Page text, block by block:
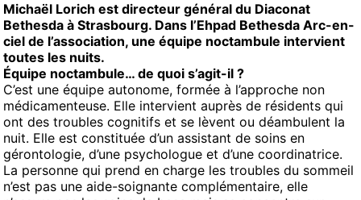
Michaël Lorich est directeur général du Diaconat
Bethesda à Strasbourg. Dans l’Ehpad Bethesda Arc-en-
ciel de l’association, une équipe noctambule intervient
toutes les nuits.
Équipe noctambule… de quoi s’agit-il ?
C’est une équipe autonome, formée à l’approche non
médicamenteuse. Elle intervient auprès de résidents qui
ont des troubles cognitifs et se lèvent ou déambulent la
nuit. Elle est constituée d’un assistant de soins en
gérontologie, d’une psychologue et d’une coordinatrice.
La personne qui prend en charge les troubles du sommeil
n’est pas une aide-soignante complémentaire, elle